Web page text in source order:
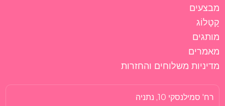
רח' סמילנסקי 10, נתניה
מבצעים
קָטָלוֹג
מותגים
מאמרים
מדיניות משלוחים והחזרות